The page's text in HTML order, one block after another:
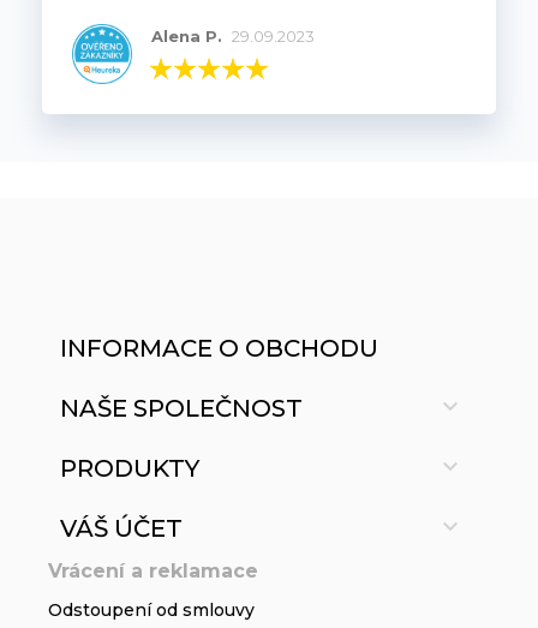
Alena P. 29.09.2023
INFORMACE O OBCHODU
NAŠE SPOLEČNOST 
PRODUKTY 
VÁŠ ÚČET 
Vrácení a reklamace
Odstoupení od smlouvy